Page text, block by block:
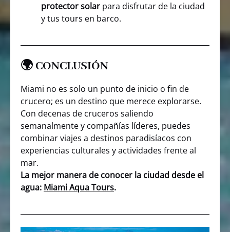
protector solar para disfrutar de la ciudad
y tus tours en barco.
🌍 CONCLUSIÓN
Miami no es solo un punto de inicio o fin de
crucero; es un destino que merece explorarse.
Con decenas de cruceros saliendo
semanalmente y compañías líderes, puedes
combinar viajes a destinos paradisíacos con
experiencias culturales y actividades frente al
mar.
La mejor manera de conocer la ciudad desde el
agua: Miami Aqua Tours.